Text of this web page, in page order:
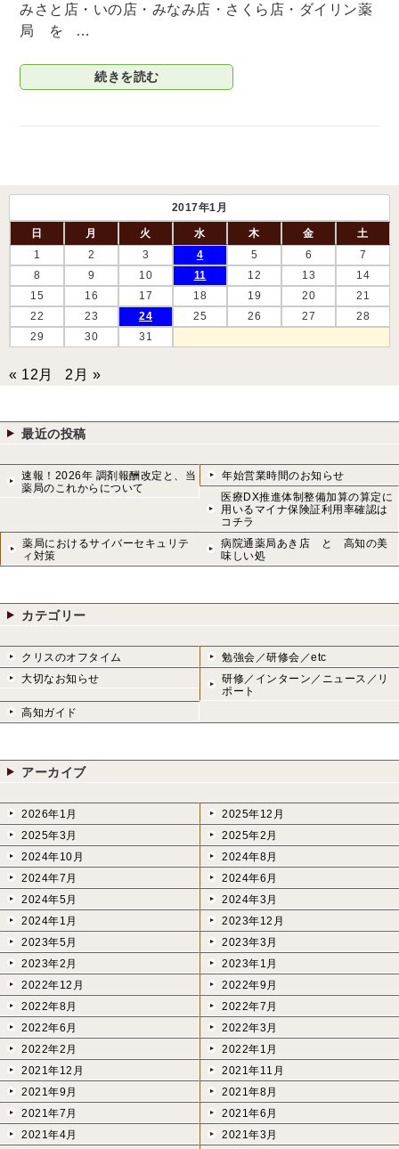
みさと店・いの店・みなみ店・さくら店・ダイリン薬
局 を …
続きを読む
2017年1月
日 月 火 水 木 金
土
1
2 3 4 5 6
7
8
9 10 11 12 13
14
15
16 17 18 19 20
21
22
23 24 25 26 27
28
29
30 31
« 12月 2月 »
最近の投稿
速報！2026年 調剤報酬改定と、当
薬局のこれからについて
年始営業時間のお知らせ
医療DX推進体制整備加算の算定に
用いるマイナ保険証利用率確認は
コチラ
薬局におけるサイバーセキュリテ
ィ対策
病院通薬局あき店 と 高知の美
味しい処
カテゴリー
クリスのオフタイム
勉強会／研修会／etc
大切なお知らせ
研修／インターン／ニュース／リ
ポート
高知ガイド
アーカイブ
2026年1月
2025年12月
2025年3月
2025年2月
2024年10月
2024年8月
2024年7月
2024年6月
2024年5月
2024年3月
2024年1月
2023年12月
2023年5月
2023年3月
2023年2月
2023年1月
2022年12月
2022年9月
2022年8月
2022年7月
2022年6月
2022年3月
2022年2月
2022年1月
2021年12月
2021年11月
2021年9月
2021年8月
2021年7月
2021年6月
2021年4月
2021年3月